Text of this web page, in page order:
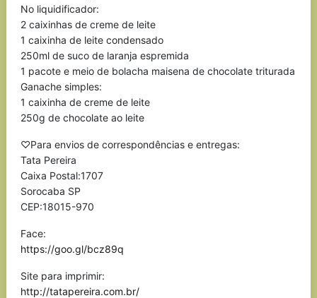
No liquidificador:
2 caixinhas de creme de leite
1 caixinha de leite condensado
250ml de suco de laranja espremida
1 pacote e meio de bolacha maisena de chocolate triturada
Ganache simples:
1 caixinha de creme de leite
250g de chocolate ao leite
♡Para envios de correspondências e entregas:
Tata Pereira
Caixa Postal:1707
Sorocaba SP
CEP:18015-970
Face:
https://goo.gl/bcz89q
Site para imprimir:
http://tatapereira.com.br/